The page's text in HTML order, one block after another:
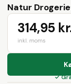
Natur
314,95
inkl. moms
✓